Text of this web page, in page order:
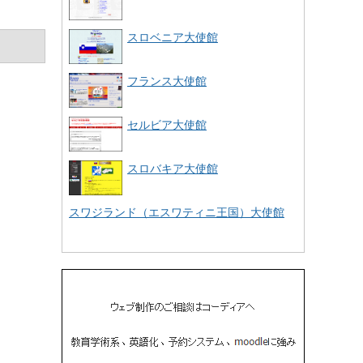
スロベニア大使館
フランス大使館
セルビア大使館
スロバキア大使館
スワジランド（エスワティニ王国）大使館